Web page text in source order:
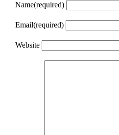
Name(required)
Email(required)
Website